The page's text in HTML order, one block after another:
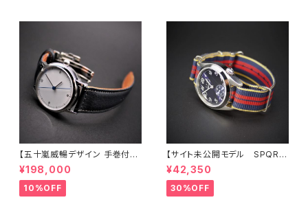
【五十嵐威暢デザイン 手巻付自
動巻 earth watch+稲穂・蜻蛉
・有田焼コラボレーション】 ブル
ー天秤秒針の白文字盤 × SOM
ES別注・国産高級車シート革ベ
¥198,000
10%OFF
【サイト未公開モデル SPQR
人気の高い機械式 手巻付自動
巻スモールセコンド Ventuno
ss ネイビー文字盤 × 英
国メーカー直輸入MOD#11ナイ
¥42,350
30%OFF